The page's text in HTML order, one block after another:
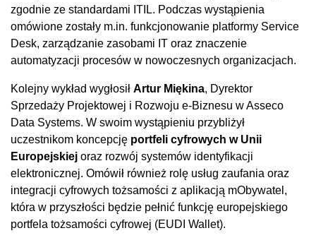
zgodnie ze standardami ITIL. Podczas wystąpienia
omówione zostały m.in. funkcjonowanie platformy Service
Desk, zarządzanie zasobami IT oraz znaczenie
automatyzacji procesów w nowoczesnych organizacjach.
Kolejny wykład wygłosił Artur Miękina, Dyrektor
Sprzedaży Projektowej i Rozwoju e-Biznesu w Asseco
Data Systems. W swoim wystąpieniu przybliżył
uczestnikom koncepcję portfeli cyfrowych w Unii
Europejskiej oraz rozwój systemów identyfikacji
elektronicznej. Omówił również rolę usług zaufania oraz
integracji cyfrowych tożsamości z aplikacją mObywatel,
która w przyszłości będzie pełnić funkcję europejskiego
portfela tożsamości cyfrowej (EUDI Wallet).